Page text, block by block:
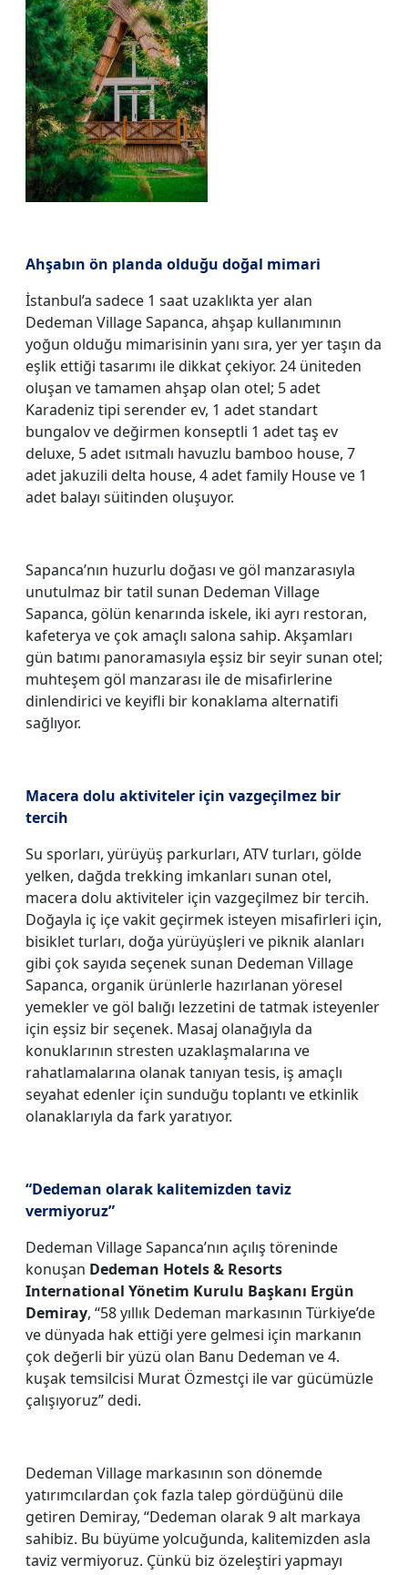
Ahşabın ön planda olduğu doğal mimari
İstanbul’a sadece 1 saat uzaklıkta yer alan
Dedeman Village Sapanca, ahşap kullanımının
yoğun olduğu mimarisinin yanı sıra, yer yer taşın da
eşlik ettiği tasarımı ile dikkat çekiyor. 24 üniteden
oluşan ve tamamen ahşap olan otel; 5 adet
Karadeniz tipi serender ev, 1 adet standart
bungalov ve değirmen konseptli 1 adet taş ev
deluxe, 5 adet ısıtmalı havuzlu bamboo house, 7
adet jakuzili delta house, 4 adet family House ve 1
adet balayı süitinden oluşuyor.
Sapanca’nın huzurlu doğası ve göl manzarasıyla
unutulmaz bir tatil sunan Dedeman Village
Sapanca, gölün kenarında iskele, iki ayrı restoran,
kafeterya ve çok amaçlı salona sahip. Akşamları
gün batımı panoramasıyla eşsiz bir seyir sunan otel;
muhteşem göl manzarası ile de misafirlerine
dinlendirici ve keyifli bir konaklama alternatifi
sağlıyor.
Macera dolu aktiviteler için vazgeçilmez bir
tercih
Su sporları, yürüyüş parkurları, ATV turları, gölde
yelken, dağda trekking imkanları sunan otel,
macera dolu aktiviteler için vazgeçilmez bir tercih.
Doğayla iç içe vakit geçirmek isteyen misafirleri için,
bisiklet turları, doğa yürüyüşleri ve piknik alanları
gibi çok sayıda seçenek sunan Dedeman Village
Sapanca, organik ürünlerle hazırlanan yöresel
yemekler ve göl balığı lezzetini de tatmak isteyenler
için eşsiz bir seçenek. Masaj olanağıyla da
konuklarının stresten uzaklaşmalarına ve
rahatlamalarına olanak tanıyan tesis, iş amaçlı
seyahat edenler için sunduğu toplantı ve etkinlik
olanaklarıyla da fark yaratıyor.
“Dedeman olarak kalitemizden taviz
vermiyoruz”
Dedeman Village Sapanca’nın açılış töreninde
konuşan Dedeman Hotels & Resorts
International Yönetim Kurulu Başkanı Ergün
Demiray, “58 yıllık Dedeman markasının Türkiye’de
ve dünyada hak ettiği yere gelmesi için markanın
çok değerli bir yüzü olan Banu Dedeman ve 4.
kuşak temsilcisi Murat Özmestçi ile var gücümüzle
çalışıyoruz” dedi.
Dedeman Village markasının son dönemde
yatırımcılardan çok fazla talep gördüğünü dile
getiren Demiray, “Dedeman olarak 9 alt markaya
sahibiz. Bu büyüme yolcuğunda, kalitemizden asla
taviz vermiyoruz. Çünkü biz özeleştiri yapmayı